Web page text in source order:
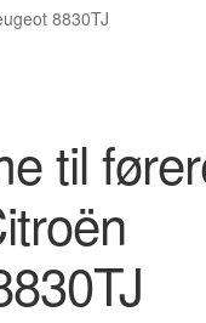
8830TJ
til